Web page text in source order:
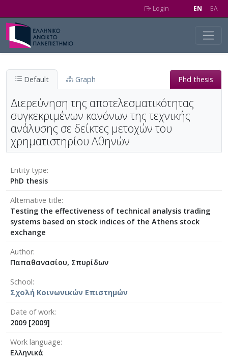
Login EN EΛ
Default Graph Phd thesis
Διερεύνηση της αποτελεσματικότητας
συγκεκριμένων κανόνων της τεχνικής
ανάλυσης σε δείκτες μετοχών του
χρηματιστηρίου Αθηνών
Entity type
PhD thesis
Alternative title
Testing the effectiveness of technical analysis trading
systems based on stock indices of the Athens stock
exchange
Author
Παπαθανασίου, Σπυρίδων
School
Σχολή Κοινωνικών Επιστημών
Date of work
2009 [2009]
Work language
Ελληνικά